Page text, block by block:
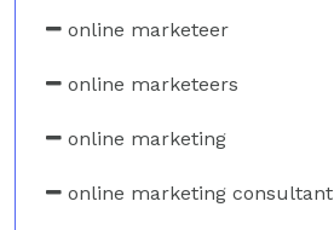
online marketeer
online marketeers
online marketing
online marketing consultant